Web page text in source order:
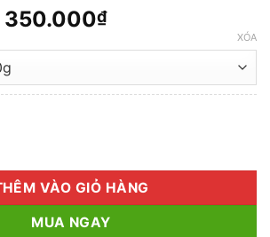
350.000₫Khoảng
185.000₫
đến
XÓA
Sâm Giá Rẻ số lượng
VÀO GIỎ HÀNG
MUA NGAY